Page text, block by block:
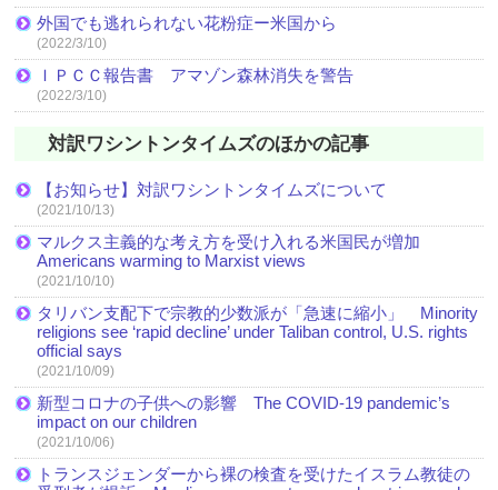
外国でも逃れられない花粉症ー米国から
(2022/3/10)
ＩＰＣＣ報告書 アマゾン森林消失を警告
(2022/3/10)
対訳ワシントンタイムズのほかの記事
【お知らせ】対訳ワシントンタイムズについて
(2021/10/13)
マルクス主義的な考え方を受け入れる米国民が増加
Americans warming to Marxist views
(2021/10/10)
タリバン支配下で宗教的少数派が「急速に縮小」 Minority
religions see ‘rapid decline’ under Taliban control, U.S. rights
official says
(2021/10/09)
新型コロナの子供への影響 The COVID-19 pandemic’s
impact on our children
(2021/10/06)
トランスジェンダーから裸の検査を受けたイスラム教徒の